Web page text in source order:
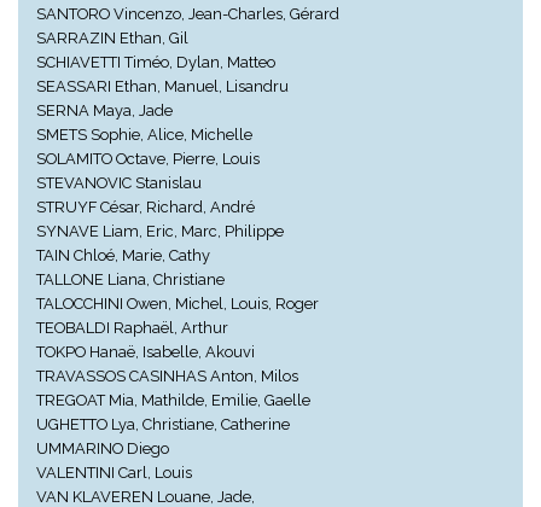
SANTORO Vincenzo, Jean-Charles, Gérard
SARRAZIN Ethan, Gil
SCHIAVETTI Timéo, Dylan, Matteo
SEASSARI Ethan, Manuel, Lisandru
SERNA Maya, Jade
SMETS Sophie, Alice, Michelle
SOLAMITO Octave, Pierre, Louis
STEVANOVIC Stanislau
STRUYF César, Richard, André
SYNAVE Liam, Eric, Marc, Philippe
TAIN Chloé, Marie, Cathy
TALLONE Liana, Christiane
TALOCCHINI Owen, Michel, Louis, Roger
TEOBALDI Raphaël, Arthur
TOKPO Hanaë, Isabelle, Akouvi
TRAVASSOS CASINHAS Anton, Milos
TREGOAT Mia, Mathilde, Emilie, Gaelle
UGHETTO Lya, Christiane, Catherine
UMMARINO Diego
VALENTINI Carl, Louis
VAN KLAVEREN Louane, Jade,